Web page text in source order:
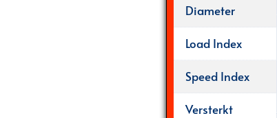
Diameter
Load Index
Speed Index
Versterkt